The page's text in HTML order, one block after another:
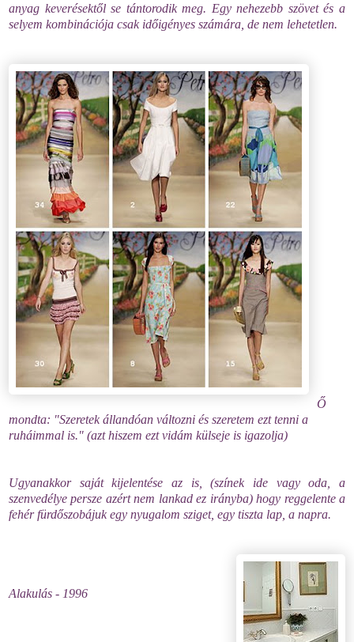
anyag keverésektől se tántorodik meg. Egy nehezebb szövet és a
selyem kombinációja csak időigényes számára, de nem lehetetlen.
Ő
mondta: "Szeretek állandóan változni és szeretem ezt tenni a
ruháimmal is." (azt hiszem ezt vidám külseje is igazolja)
Ugyanakkor saját kijelentése az is, (színek ide vagy oda, a
szenvedélye persze azért nem lankad ez irányba) hogy reggelente a
fehér fürdőszobájuk egy nyugalom sziget, egy tiszta lap, a napra.
Alakulás - 1996